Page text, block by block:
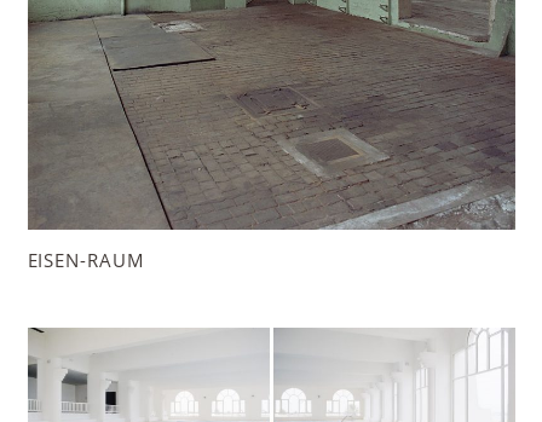
EISEN-RAUM